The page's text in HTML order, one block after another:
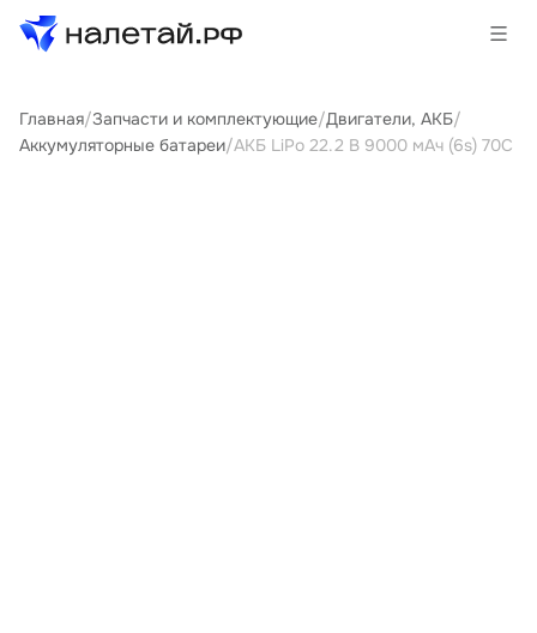
Товары
Главная/Запчасти и комплектующие/Двигатели, АКБ/
Аккумуляторные батареи/АКБ LiPo 22.2 В 9000 мАч (6s) 70C